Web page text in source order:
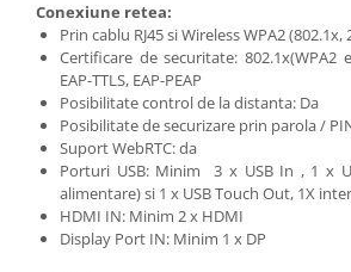
Conexiune retea:
Prin cablu RJ45 si Wireless WPA2 (802.1x,
Certificare de securitate: 802.1x(WPA2
EAP-TTLS, EAP-PEAP
Posibilitate control de la distanta: Da
Posibilitate de securizare prin parola /
Suport WebRTC: da
Porturi USB: Minim 3 x USB In , 1 x
alimentare) si 1 x USB Touch Out, 1X
HDMI IN: Minim 2 x HDMI
Display Port IN: Minim 1 x DP